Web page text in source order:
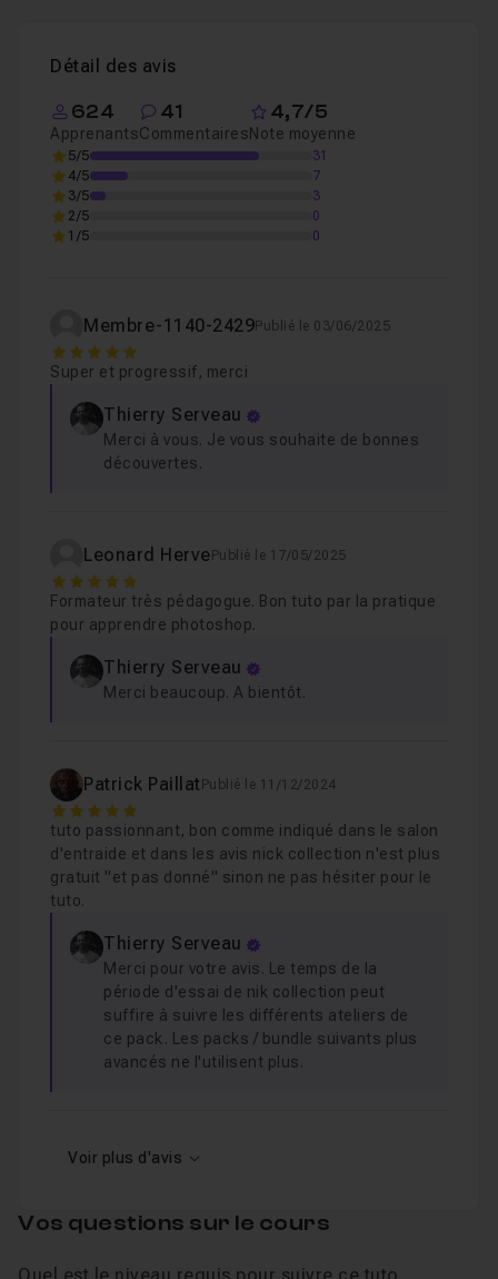
Leçon 6
Leçon 7
Leçon 8 Final - Récapitulatif du workflow et conclusion
Cours 3 1h24
Photoshop - Réaliser un photomontage créatif
Cours 4
Photoshop - Réaliser un photomontage créatif
Photoshop - Réaliser un photomontage créatif
Cours 6 42m29
Photoshop - Donnez un look onirique à vos
Détail des avis
624
Apprenants
41
Commentaires
4,7/5
Note moyenne
5/5
31
4/5
7
3/5
3
2/5
0
1/5
0
Membre-1140-2429Publié le 03/06/2025
5
Super et progressif, merci
Thierry Serveau
Merci à vous. Je vous souhaite de bonnes
découvertes.
Leonard Herve Publié le 17/05/2025
5
Formateur très pédagogue. Bon tuto par la pratique
pour apprendre photoshop.
Thierry Serveau
Merci beaucoup. A bientôt.
Patrick Paillat Publié le 11/12/2024
5
tuto passionnant, bon comme indiqué dans le salon
d'entraide et dans les avis nick collection n'est plus
gratuit "et pas donné" sinon ne pas hésiter pour le
tuto.
Thierry Serveau
Merci pour votre avis. Le temps de la
période d'essai de nik collection peut
suffire à suivre les différents ateliers de
ce pack. Les packs / bundle suivants plus
avancés ne l'utilisent plus.
Voir plus d'avis
Vos questions sur le cours